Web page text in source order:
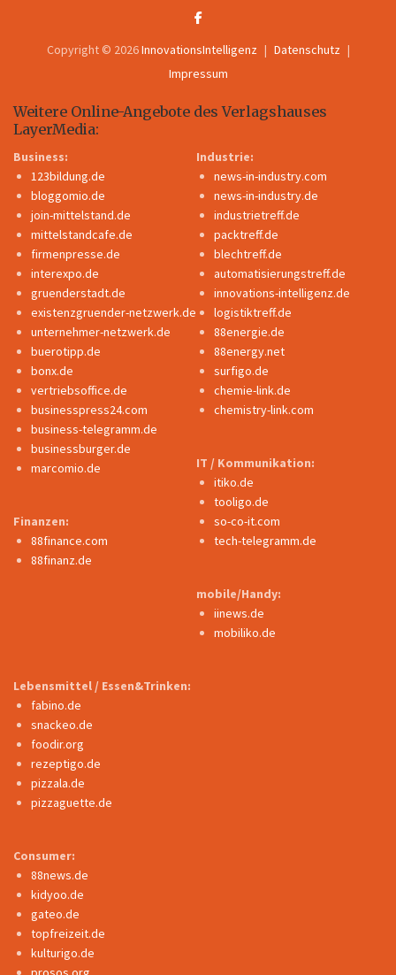
Copyright © 2026InnovationsIntelligenz
Datenschutz
Impressum
Weitere Online-Angebote des Verlagshauses
LayerMedia:
Business:
123bildung.de
bloggomio.de
join-mittelstand.de
mittelstandcafe.de
firmenpresse.de
interexpo.de
gruenderstadt.de
existenzgruender-netzwerk.de
unternehmer-netzwerk.de
buerotipp.de
bonx.de
vertriebsoffice.de
businesspress24.com
business-telegramm.de
businessburger.de
marcomio.de
Finanzen:
88finance.com
88finanz.de
Industrie:
news-in-industry.com
news-in-industry.de
industrietreff.de
packtreff.de
blechtreff.de
automatisierungstreff.de
innovations-intelligenz.de
logistiktreff.de
88energie.de
88energy.net
surfigo.de
chemie-link.de
chemistry-link.com
IT / Kommunikation:
itiko.de
tooligo.de
so-co-it.com
tech-telegramm.de
mobile/Handy:
iinews.de
mobiliko.de
Lebensmittel / Essen&Trinken:
fabino.de
snackeo.de
foodir.org
rezeptigo.de
pizzala.de
pizzaguette.de
Consumer:
88news.de
kidyoo.de
gateo.de
topfreizeit.de
kulturigo.de